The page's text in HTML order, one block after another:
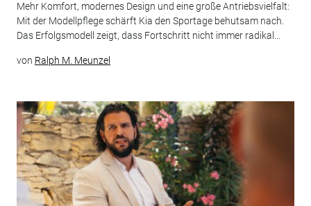
Mehr Komfort, modernes Design und eine große Antriebsvielfalt:
Mit der Modellpflege schärft Kia den Sportage behutsam nach.
Das Erfolgsmodell zeigt, dass Fortschritt nicht immer radikal...
von Ralph M. Meunzel